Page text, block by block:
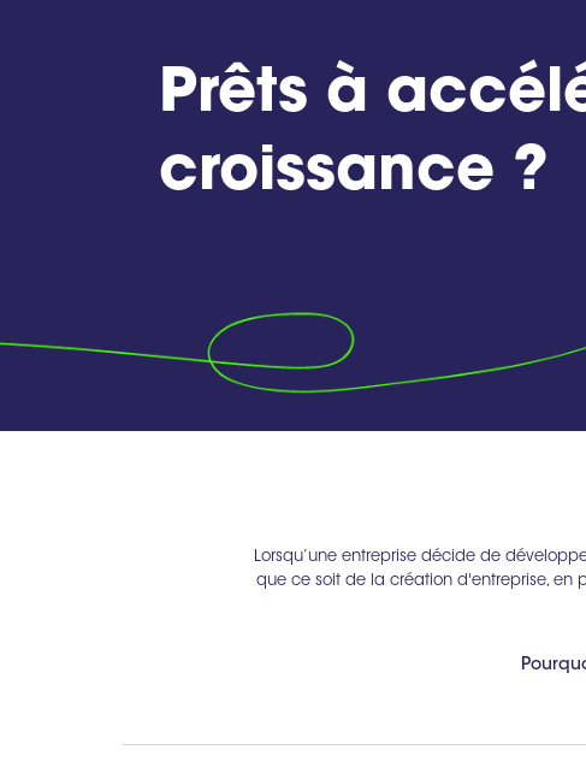
Prêts à
croissance ?
Lorsqu’une entreprise décide de
que ce soit de la création d'entreprise, en